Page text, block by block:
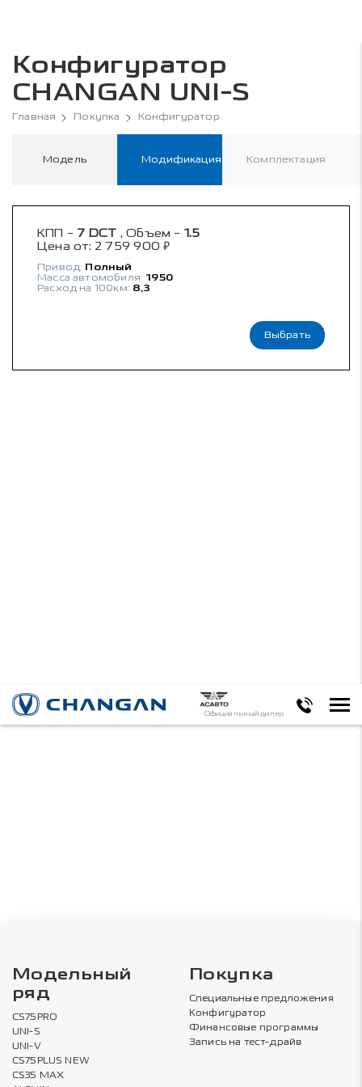
Официальный дилер
Конфигуратор
CHANGAN UNI-S
Главная Покупка Конфигуратор
Модель Модификация Комплектация
КПП - 7 DCT , Объем - 1.5
Цена от: 2 759 900₽
Привод: Полный
Масса автомобиля: 1950
Расход на 100км: 8,3
Выбрать
Модельный
ряд
CS75PRO
UNI-S
UNI-V
CS75PLUS NEW
CS35 MAX
Покупка
Специальные предложения
Конфигуратор
Финансовые программы
Запись на тест-драйв